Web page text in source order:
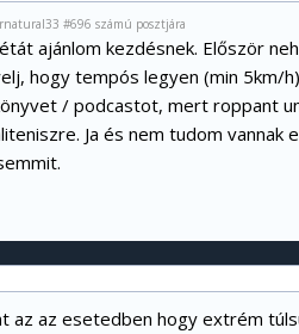
#696 számú posztjára
ajánlom kezdésnek. Először
hogy tempós legyen (min 5km/
/ podcastot, mert roppant
Ja és nem tudom
az az esetedben hogy extrém